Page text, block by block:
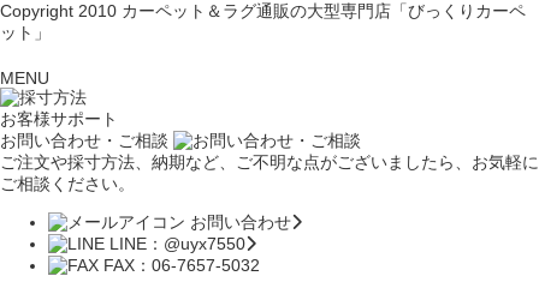
Copyright 2010 カーペット＆ラグ通販の大型専門店「びっくりカーペ
ット」
MENU
お客様サポート
お問い合わせ・ご相談
ご注文や採寸方法、納期など、ご不明な点がございましたら、お気軽に
ご相談ください。
お問い合わせ
LINE：@uyx7550
FAX：06-7657-5032